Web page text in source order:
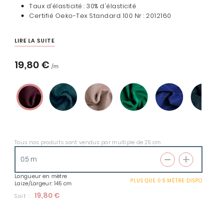
Taux d’élasticité : 30% d'élasticité
Certifié Oeko-Tex Standard 100 Nr : 2012160
LIRE LA SUITE
19,80 €
Tous nos produits sont vendus par multiple de 25 cm
Longueur en mètre
Laize/Largeur: 145 cm
PLUS QUE 0.5 MÈTRE DISPO
Soit : 19,80 €